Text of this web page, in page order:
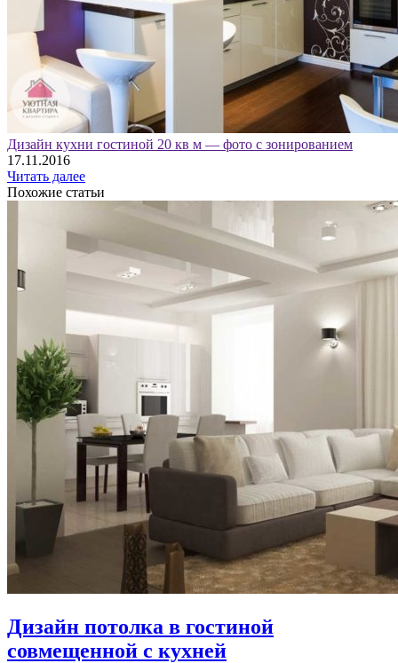
Дизайн кухни гостиной 20 кв м — фото с зонированием
17.11.2016
Читать далее
Похожие статьи
Дизайн потолка в гостиной
совмещенной с кухней